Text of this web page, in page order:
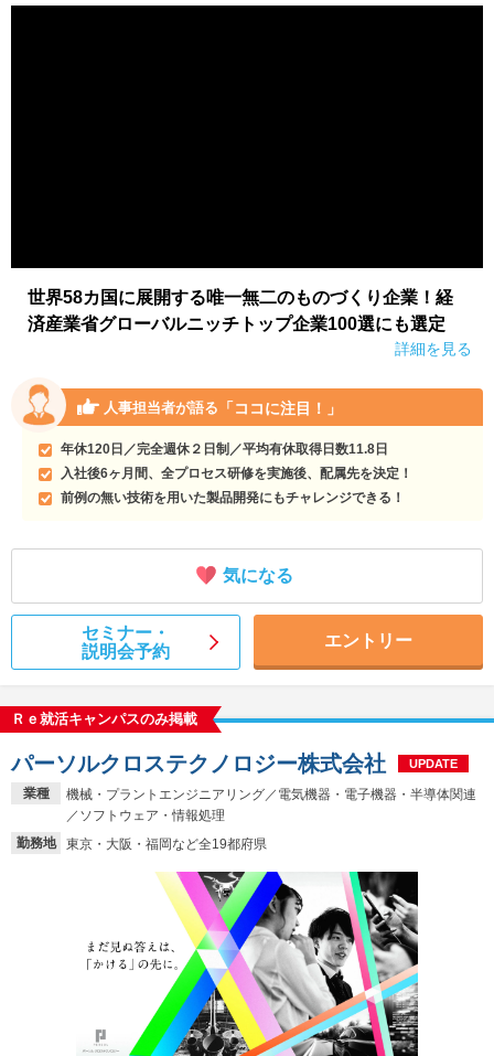
世界58カ国に展開する唯一無二のものづくり企業！経
済産業省グローバルニッチトップ企業100選にも選定
詳細を見る
人事担当者が語る 「ココに注目！」
年休120日／完全週休２日制／平均有休取得日数11.8日
入社後6ヶ月間、全プロセス研修を実施後、配属先を決定！
前例の無い技術を用いた製品開発にもチャレンジできる！
気になる
セミナー・
説明会予約
エントリー
Ｒｅ就活キャンパスのみ掲載
業種
機械・プラントエンジニアリング／電気機器・電子機器・半導体関連
／ソフトウェア・情報処理
勤務地
東京・大阪・福岡など全19都府県
パーソルクロステクノロジー株式会社 UPDATE